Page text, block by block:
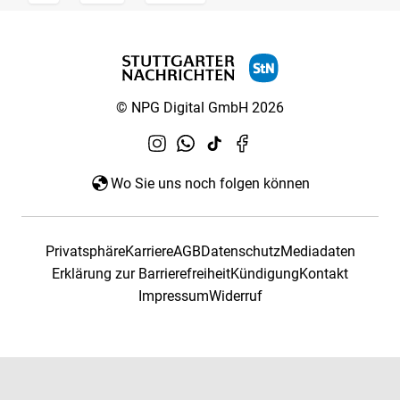
© NPG Digital GmbH 2026
Wo Sie uns noch folgen können
PrivatsphäreKarriereAGBDatenschutzMediadaten
Erklärung zur BarrierefreiheitKündigungKontakt
ImpressumWiderruf